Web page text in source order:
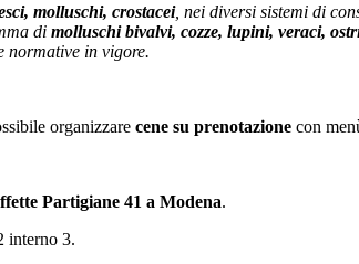
molluschi, crostacei, nei diversi sistemi di
di molluschi bivalvi, cozze, lupini, veraci,
normative in vigore.
organizzare cene su prenotazione con
Partigiane 41 a Modena.
interno 3.